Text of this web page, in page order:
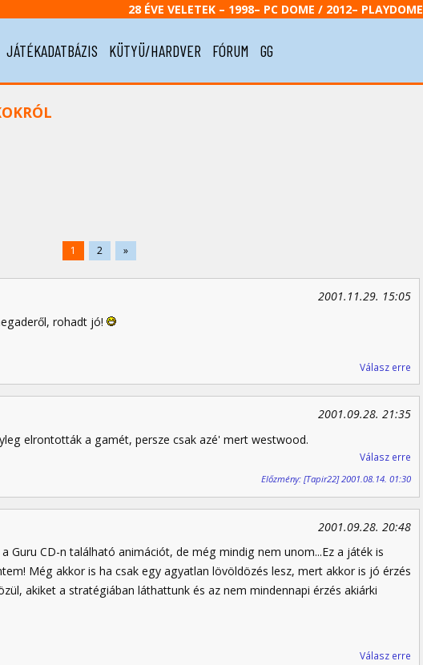
28 ÉVE VELETEK – 1998– PC DOME / 2012– PLAYDOME
JÁTÉKADATBÁZIS KÜTYÜ/HARDVER FÓRUM GG
1 2 »
2001.11.29. 15:05
rohadt jó!
Válasz erre
2001.09.28. 21:35
elrontották a gamét, persze csak azé' mert westwood.
Válasz erre
Előzmény: [Tapir22] 2001.08.14. 01:30
2001.09.28. 20:48
Guru CD-n található animációt, de még mindig nem unom...Ez a játék is
Még akkor is ha csak egy agyatlan lövöldözés lesz, mert akkor is jó érzés
akiket a stratégiában láthattunk és az nem mindennapi érzés akiárki
Válasz erre